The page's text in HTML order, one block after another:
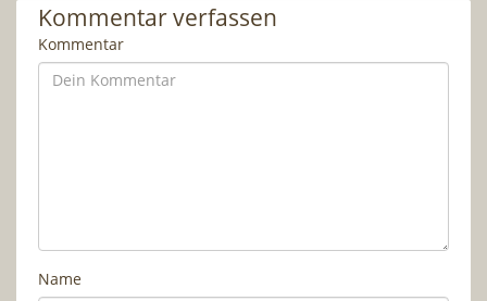
Kommentar verfassen
Kommentar
Name